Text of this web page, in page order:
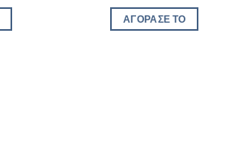
ΑΓΟΡΑΣΕ ΤΟ